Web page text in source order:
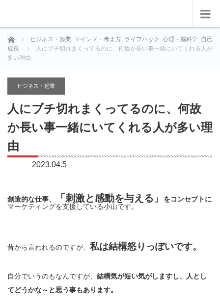
ホーム ビジネス・起業, マインド・考え方, ライフハック , 心理・脳科学, 自己
成長
人にブチ切れまくってるのに、何故か長い事一緒にいてくれる人が
多い理由
ビジネス・起業
人にブチ切れまくってるのに、何故
か長い事一緒にいてくれる人が多い理
由
2023.04.5
創造的な仕事、 「刺激と感動を与える」
をコンセプトに
マーケティングを支援している小山です。
昔から言われるのですが、 私は結構怒りっぽいです。
自分でいうのもなんですが、 結構気が短い気がしますし、人とし
てどうかな～と思う事もあります。